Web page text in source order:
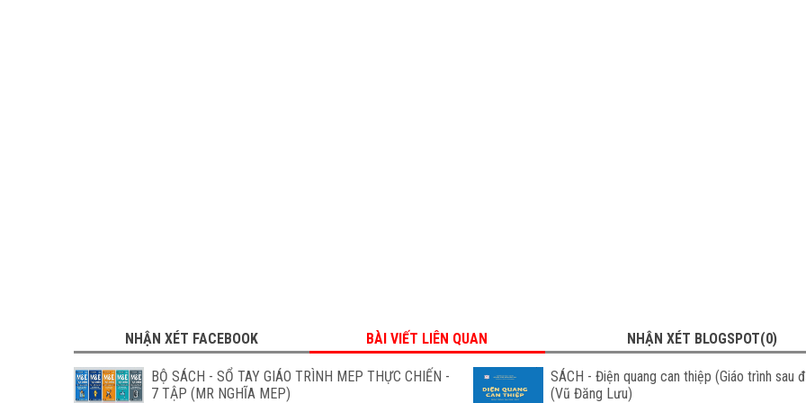
NHẬN XÉT FACEBOOK BÀI VIẾT LIÊN QUAN NHẬN XÉT BLOGSPOT(0)
BỘ SÁCH - SỔ TAY GIÁO TRÌNH MEP THỰC CHIẾN -
7 TẬP (MR NGHĨA MEP)
SÁCH - Điện quang can thiệp (Giáo trình sau
(Vũ Đăng Lưu)